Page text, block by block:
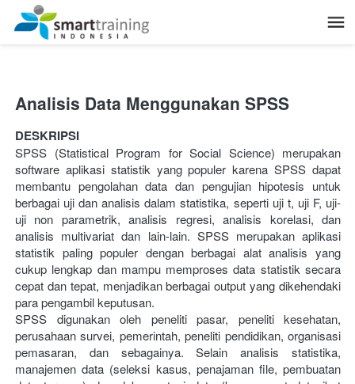
Analisis Data Menggunakan SPSS
DESKRIPSI
SPSS (Statistical Program for Social Science) merupakan
software aplikasi statistik yang populer karena SPSS dapat
membantu pengolahan data dan pengujian hipotesis untuk
berbagai uji dan analisis dalam statistika, seperti uji t, uji F, uji-
uji non parametrik, analisis regresi, analisis korelasi, dan
analisis multivariat dan lain-lain. SPSS merupakan aplikasi
statistik paling populer dengan berbagai alat analisis yang
cukup lengkap dan mampu memproses data statistik secara
cepat dan tepat, menjadikan berbagai output yang dikehendaki
para pengambil keputusan.
SPSS digunakan oleh peneliti pasar, peneliti kesehatan,
perusahaan survei, pemerintah, peneliti pendidikan, organisasi
pemasaran, dan sebagainya. Selain analisis statistika,
manajemen data (seleksi kasus, penajaman file, pembuatan